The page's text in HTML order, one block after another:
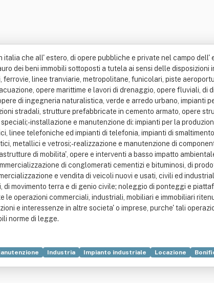
che all' estero, di opere pubbliche e private nel campo dell'
dei beni immobili sottoposti a tutela ai sensi delle disposizioni
linee tranviarie, metropolitane, funicolari, piste
opere marittime e lavori di drenaggio, opere fluviali, di
di ingegneria naturalistica, verde e arredo urbano, impianti
stradali, strutture prefabbricate in cemento armato, opere
installazione e manutenzione di: impianti per la
linee telefoniche ed impianti di telefonia, impianti di
metallici e vetrosi;- realizzazione e manutenzione di
di mobilita', opere e interventi a basso impatto
di conglomerati cementizi e bituminosi, di
e vendita di veicoli nuovi e usati, civili ed
movimento terra e di genio civile; noleggio di ponteggi e
operazioni commerciali, industriali, mobiliari e immobiliari
e interessenze in altre societa' o imprese, purche' tali
norme di legge.
Industria Impianto industriale Locazione